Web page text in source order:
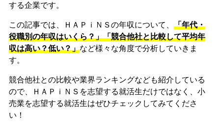
する企業です。
この記事では、ＨＡＰｉＮＳの年収について、 「年代・
役職別の年収はいくら？」「競合他社と比較して平均年
収は高い？低い？」など様々な角度で分析していきま
す。
競合他社との比較や業界ランキングなども紹介している
ので、ＨＡＰｉＮＳを志望する就活生だけではなく、小
売業を志望する就活生はぜひチェックしてみてくださ
い！